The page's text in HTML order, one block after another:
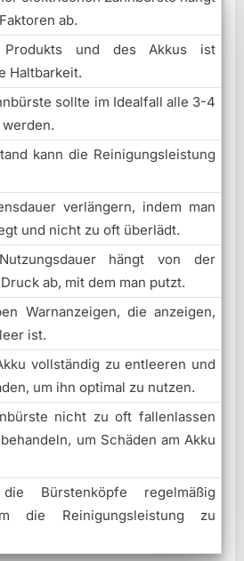
ab.
und des Akkus ist
Haltbarkeit.
sollte im Idealfall alle 3-4
kann die Reinigungsleistung
verlängern, indem man
und nicht zu oft überlädt.
hängt von der
ab, mit dem man putzt.
Warnanzeigen, die anzeigen,
ist.
vollständig zu entleeren und
um ihn optimal zu nutzen.
nicht zu oft fallenlassen
um Schäden am Akku
Bürstenköpfe regelmäßig
die Reinigungsleistung zu